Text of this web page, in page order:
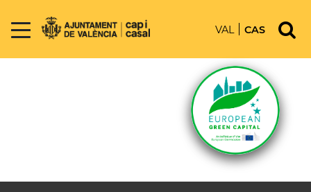
VAL CAS